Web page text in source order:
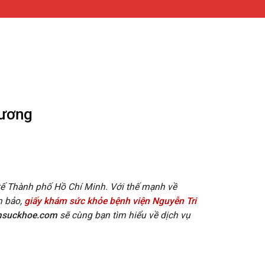
Thành phố Hồ Chí Minh. Với thế mạnh về
bảo, giấy khám sức khỏe bệnh viện Nguyễn Tri
sẽ cùng bạn tìm hiểu về dịch vụ